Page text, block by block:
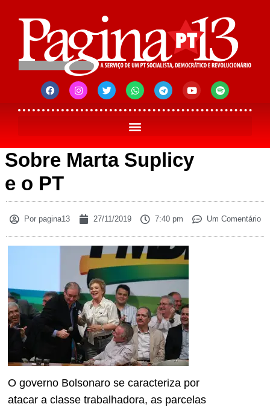
Sobre Marta Suplicy
e o PT
Porpagina13 27/11/2019 7:40 pm Um Comentário
O governo Bolsonaro se caracteriza por
atacar a classe trabalhadora, as parcelas